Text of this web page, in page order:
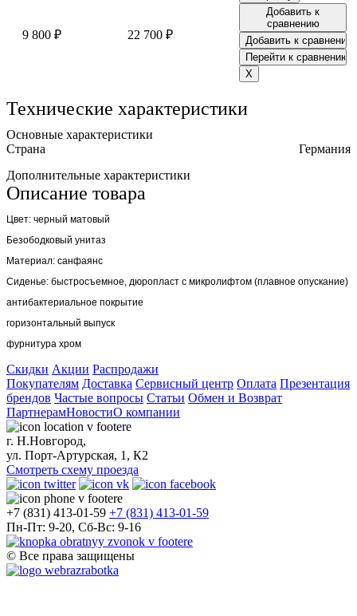
9 800 ₽ 22 700 ₽
Добавить к
сравнению
Технические характеристики
Основные характеристики
Страна
Германия
Дополнительные характеристики
Описание товара
Цвет: черный матовый
Безободковый унитаз
Материал: санфаянс
Сиденье: быстросъемное, дюропласт с микролифтом (плавное опускание)
антибактериальное покрытие
горизонтальный выпуск
фурнитура хром
Скидки Акции Распродажи
Покупателям Доставка Сервисный центр Оплата Презентация
брендов Частые вопросы Статьи Обмен и Возврат
ПартнерамНовостиО компании
г. Н.Новгород,
ул. Порт-Артурская, 1, К2
Смотреть схему проезда
+7 (831) 413-01-59 +7 (831) 413-01-59
Пн-Пт: 9-20, Сб-Вс: 9-16
© Все права защищены